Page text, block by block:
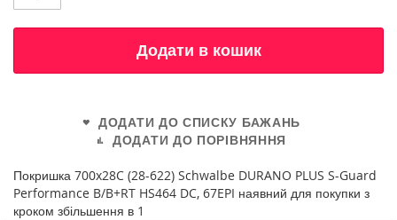
Додати в кошик
ДОДАТИ ДО СПИСКУ БАЖАНЬ
ДОДАТИ ДО ПОРІВНЯННЯ
Покришка 700x28C (28-622) Schwalbe DURANO PLUS S-Guard
Performance B/B+RT HS464 DC, 67EPI наявний для покупки з
кроком збільшення в 1